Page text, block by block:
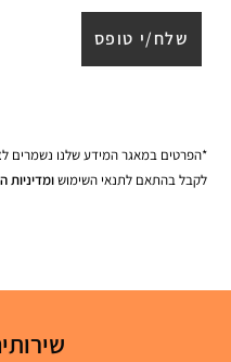
*הפרטים במאגר המידע שלנו נשמרים
לקבל בהתאם לתנאי השימוש ומדיניות